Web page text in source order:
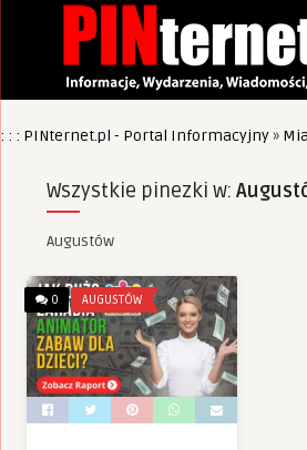
: : : PINternet.pl - Portal Informacyjny»
Wszystkie pinezki w:
Augustów
0 AUGUSTÓW